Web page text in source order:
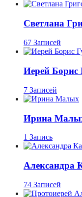
Светлана
67 Записей
Иерей
7 Записей
Ирина
1 Запись
Александра
74 Записей